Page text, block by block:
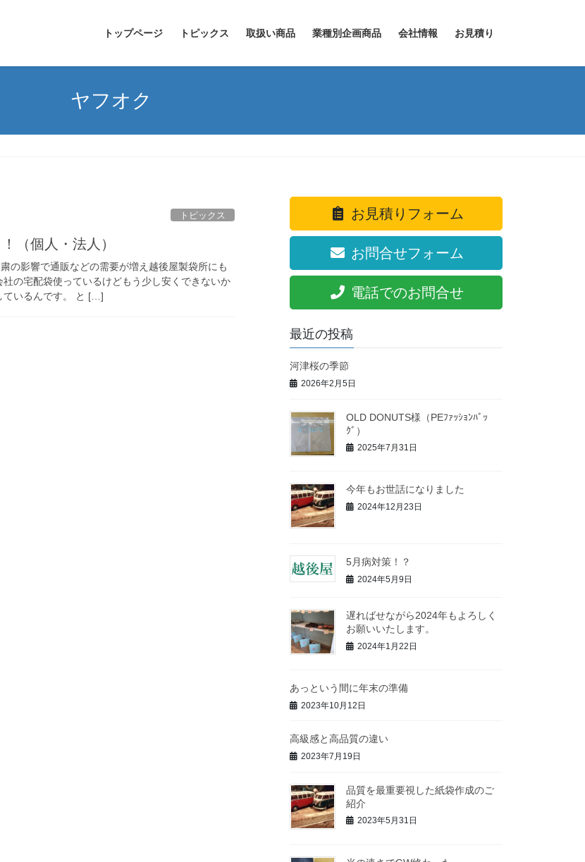
トップページ トピックス 取扱い商品 業種別企画商品 会社情報 お見積り
ヤフオク
トピックス
（個人・法人）
の影響で通販などの需要が増え越後屋製袋所にも
の宅配袋使っているけどもう少し安くできないか
ているんです。 と […]
お見積りフォーム
お問合せフォーム
電話でのお問合せ
最近の投稿
河津桜の季節
2026年2月5日
OLD DONUTS様（PEﾌｧｯｼｮﾝﾊﾞｯ
ｸﾞ）
2025年7月31日
今年もお世話になりました
2024年12月23日
5月病対策！？
2024年5月9日
遅ればせながら2024年もよろしく
お願いいたします。
2024年1月22日
あっという間に年末の準備
2023年10月12日
高級感と高品質の違い
2023年7月19日
品質を最重要視した紙袋作成のご
紹介
2023年5月31日